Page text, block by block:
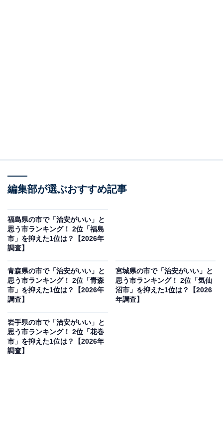
編集部が選ぶおすすめ記事
福島県の市で「治安がいい」と
思う市ランキング！ 2位「福島
市」を抑えた1位は？【2026年
調査】
青森県の市で「治安がいい」と
思う市ランキング！ 2位「青森
市」を抑えた1位は？【2026年
調査】
宮城県の市で「治安がいい」と
思う市ランキング！ 2位「気仙
沼市」を抑えた1位は？【2026
年調査】
岩手県の市で「治安がいい」と
思う市ランキング！ 2位「花巻
市」を抑えた1位は？【2026年
調査】